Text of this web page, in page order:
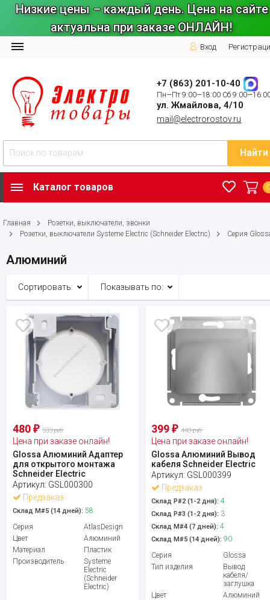
Низкие цены – каждый день. Цена на сайте
актуальна при заказе ОНЛАЙН!
Вход
+7 (863) 201-10-40
Пн—Пт 9:00—18:00 Сб
ул. Жмайлова, 4/10
mail@electrorostov.ru
Найти
Каталог товаров
Главная
Розетки, выключатели, звонки
Розетки, выключатели Systeme Electric (Schneider Electric)
Серия
Алюминий
Сортировать: Показывать по:
480 ₽ 533 руб.
Цена при заказе онлайн!
Glossa Алюминий Адаптер
для открытого монтажа
Schneider Electric
Артикул: GSL000300
Предзаказ
Склад М#5 (14 дней): 58
Серия
AtlasDesign
Цвет
Алюминий
Материал
Пластик
Производитель
Systeme
Electric
(Schneider
Electric)
399₽ 443 руб.
Цена при заказе онлайн!
Glossa Алюминий Вывод
кабеля Schneider Electric
Артикул: GSL000399
Предзаказ
Склад Р#2 (1-2 дня): 4
Склад Р#3 (1-2 дня): 3
Склад М#4 (7 дней): 4
Склад М#5 (14 дней): 90
Серия
Glossa
Тип изделия
Вывод
кабеля/
заглушка
Цвет
Алюминий